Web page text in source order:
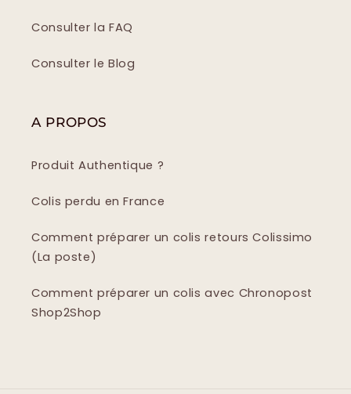
Consulter la FAQ
Consulter le Blog
A PROPOS
Produit Authentique ?
Colis perdu en France
Comment préparer un colis retours Colissimo
(La poste)
Comment préparer un colis avec Chronopost
Shop2Shop